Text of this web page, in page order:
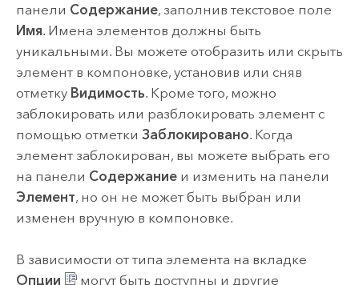
панели Содержание, заполнив текстовое поле
Имя. Имена элементов должны быть
уникальными. Вы можете отобразить или скрыть
элемент в компоновке, установив или сняв
отметку Видимость. Кроме того, можно
заблокировать или разблокировать элемент с
помощью отметки Заблокировано. Когда
элемент заблокирован, вы можете выбрать его
на панели Содержаниеи изменить на панели
Элемент, но он не может быть выбран или
изменен вручную в компоновке.
В зависимости от типа элемента на вкладке
Опции
могут быть доступны и другие